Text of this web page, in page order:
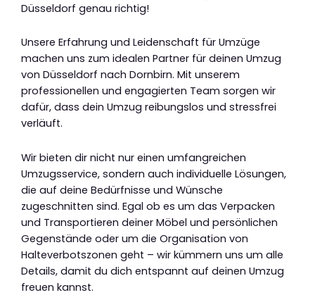
Düsseldorf genau richtig!
Unsere Erfahrung und Leidenschaft für Umzüge
machen uns zum idealen Partner für deinen Umzug
von Düsseldorf nach Dornbirn. Mit unserem
professionellen und engagierten Team sorgen wir
dafür, dass dein Umzug reibungslos und stressfrei
verläuft.
Wir bieten dir nicht nur einen umfangreichen
Umzugsservice, sondern auch individuelle Lösungen,
die auf deine Bedürfnisse und Wünsche
zugeschnitten sind. Egal ob es um das Verpacken
und Transportieren deiner Möbel und persönlichen
Gegenstände oder um die Organisation von
Halteverbotszonen geht – wir kümmern uns um alle
Details, damit du dich entspannt auf deinen Umzug
freuen kannst.